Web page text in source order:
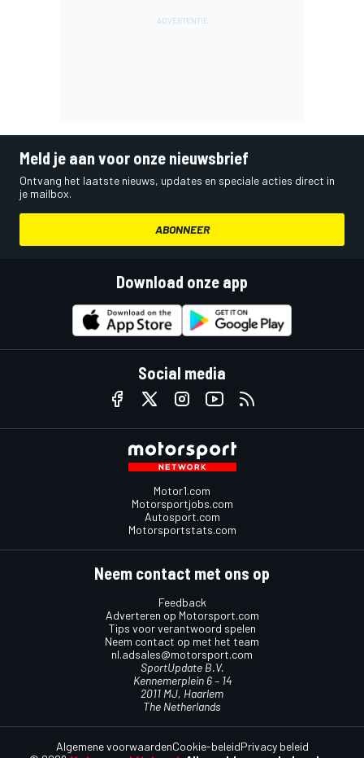
Meld je aan voor onze nieuwsbrief
Ontvang het laatste nieuws, updates en speciale acties direct in
je mailbox.
ABONNEER
Download onze app
Social media
Motor1.com
Motorsportjobs.com
Autosport.com
Motorsportstats.com
Neem contact met ons op
Feedback
Adverteren op Motorsport.com
Tips voor verantwoord spelen
Neem contact op met het team
nl.adsales@motorsport.com
SportUpdate B.V.
Kennemerplein 6 – 14
2011 MJ, Haarlem
The Netherlands
Algemene voorwaardenCookie-beleidPrivacy beleid